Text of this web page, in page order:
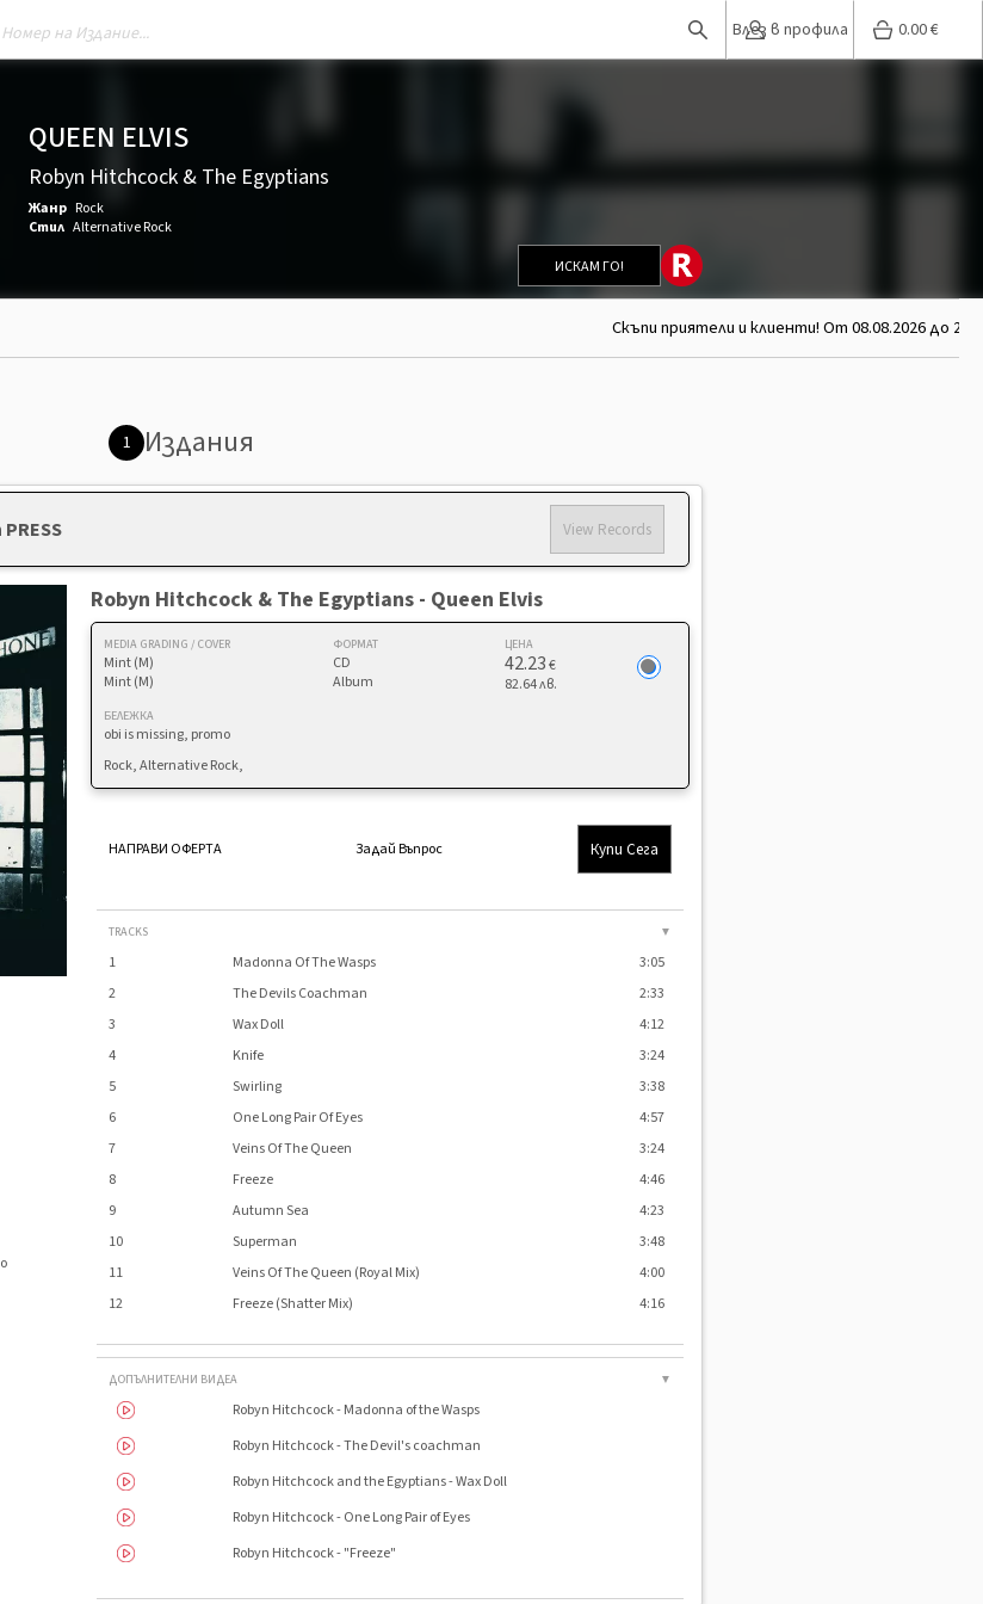
Влез в профила 0.00€
QUEEN ELVIS
Robyn Hitchcock & The Egyptians
Жанр Rock
Стил Alternative Rock
ИСКАМ ГО!
Скъпи приятели и клиенти! От 08.08.2026 до
1 Издания
View Records
Robyn Hitchcock & The Egyptians - Queen Elvis
MEDIA GRADING / COVER
Mint (M)
Mint (M)
ФОРМАТ
CD
Album
ЦЕНА
42.23€
82.64 лв.
БЕЛЕЖКА
obi is missing, promo
Rock, Alternative Rock,
НАПРАВИ ОФЕРТА Задай Въпрос Купи Сега
TRACKS ▼
1 Madonna Of The Wasps
3:05
2
The Devils Coachman
2:33
3
Wax Doll
4:12
4
Knife
3:24
5
Swirling
3:38
6
One Long Pair Of Eyes
4:57
7
Veins Of The Queen
3:24
8
Freeze
4:46
9
Autumn Sea
4:23
10
Superman
3:48
11
Veins Of The Queen (Royal Mix)
4:00
12
Freeze (Shatter Mix) 4:16
ДОПЪЛНИТЕЛНИ ВИДЕА ▼
Robyn Hitchcock - Madonna of the Wasps
Robyn Hitchcock - The Devil's coachman
Robyn Hitchcock and the Egyptians - Wax Doll
Robyn Hitchcock - One Long Pair of Eyes
Robyn Hitchcock - "Freeze"